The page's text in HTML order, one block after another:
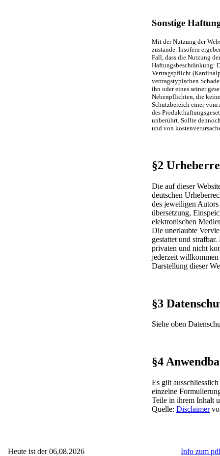
Sonstige
Mit der Nutzung der
zustande. Insofern
Fall, dass die Nutzung
Haftungsbeschränkung:
Vertragspflicht
vertragstypischen
ihn oder eines seiner
Nebenpflichten, die
Schutzbereich einer
des
unberührt. Sollte
und von
§2
Die auf dieser
deutschen
des jeweiligen
übersetzung,
elektronischen
Die unerlaubte
gestattet und
privaten und nicht
jederzeit
Darstellung dieser
§3
Siehe oben
§4
Es gilt
einzelne
Teile in ihrem Inhalt
Quelle: Disclaimer
Heute ist der 06.08.2026
Info zum